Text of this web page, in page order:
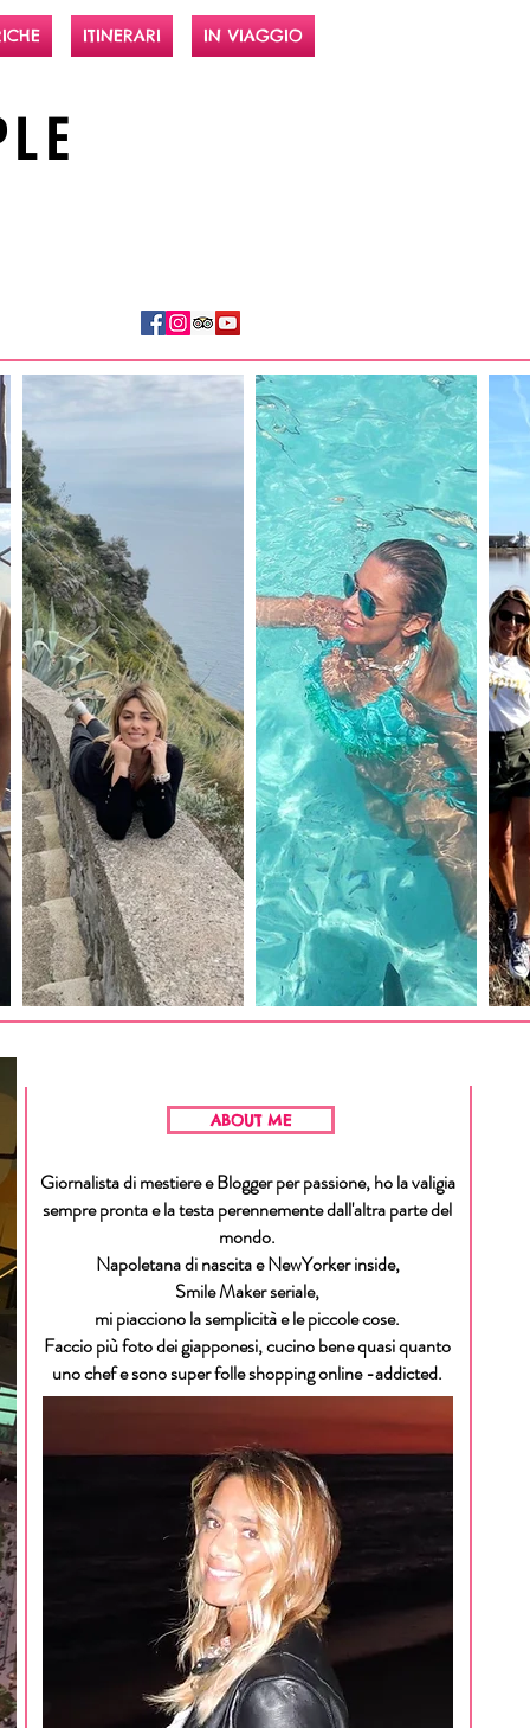
ITINERARI IN VIAGGIO
ABOUT ME
Giornalista di mestiere e Blogger per passione, ho la valigia
sempre pronta e la testa perennemente dall'altra parte del
mondo.
Napoletana di nascita e NewYorker inside,
Smile Maker seriale,
mi piacciono la semplicità e le piccole cose.
Faccio più foto dei giapponesi, cucino bene quasi quanto
uno chef e sono super folle shopping online -addicted.